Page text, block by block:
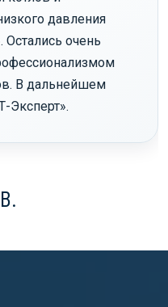
давления
очень
В дальнейшем
Эксперт».